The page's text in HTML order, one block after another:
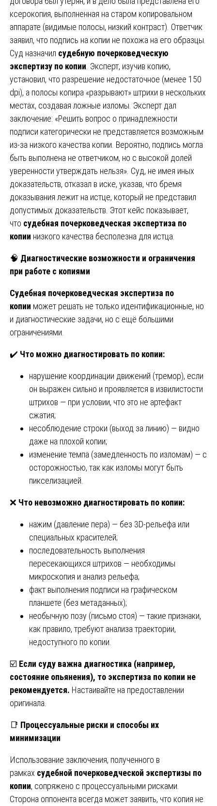
ксерокопия, выполненная на старом копировальном
аппарате (видимые полосы, низкий контраст). Ответчик
заявил, что подпись на копии не похожа на его образцы.
Суд назначил судебную почерковедческую
экспертизу по копии . Эксперт, изучив копию,
установил, что разрешение недостаточное (менее 150
dpi), а полосы копира «разрывают» штрихи в нескольких
местах, создавая ложные изломы. Эксперт дал
заключение: «Решить вопрос о принадлежности
подписи категорически не представляется возможным
из-за низкого качества копии. Вероятно, подпись могла
быть выполнена не ответчиком, но с высокой долей
уверенности утверждать нельзя». Суд, не имея иных
доказательств, отказал в иске, указав, что бремя
доказывания лежит на истце, который не представил
допустимых доказательств. Этот кейс показывает,
что судебная почерковедческая экспертиза по
копии низкого качества бесполезна для истца.
🧠 Диагностические возможности и ограничения
при работе с копиями
Судебная почерковедческая экспертиза по
копии может решать не только идентификационные, но
и диагностические задачи, но с ещё большими
ограничениями.
✔️ Что можно диагностировать по копии:
нарушение координации движений (тремор), если
он выражен сильно и проявляется в извилистости
штрихов — при условии, что это не артефакт
сжатия;
несоблюдение строки (выход за линию) — видно
даже на плохой копии;
изменение темпа (замедленность по изломам) — с
осторожностью, так как изломы могут быть
пикселизацией.
❌ Что невозможно диагностировать по копии:
нажим (давление пера) — без 3D-рельефа или
специальных красителей;
последовательность выполнения
пересекающихся штрихов — необходимы
микроскопия и анализ рельефа;
факт выполнения подписи на графическом
планшете (без метаданных);
необычную позу (письмо стоя) — такие признаки,
как правило, требуют анализа траектории,
недоступного по копии.
☑️ Если суду важна диагностика (например,
состояние опьянения), то экспертиза по копии не
рекомендуется. Настаивайте на предоставлении
оригинала.
📑 Процессуальные риски и способы их
минимизации
Использование заключения, полученного в
рамках судебной почерковедческой экспертизы по
копии, сопряжено с процессуальными рисками.
Сторона оппонента всегда может заявить, что копия не